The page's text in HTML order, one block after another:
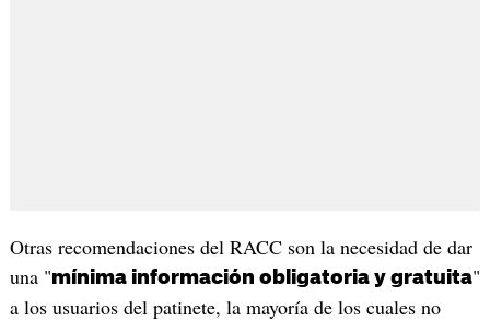
Otras recomendaciones del RACC son la necesidad de dar
una "mínima información obligatoria y gratuita"
a los usuarios del patinete, la mayoría de los cuales no